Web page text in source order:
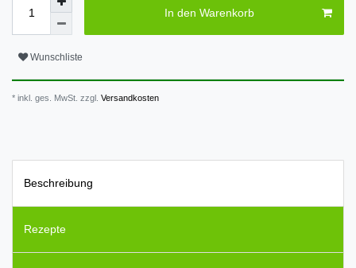
In den Warenkorb
Wunschliste
* inkl. ges. MwSt. zzgl. Versandkosten
Beschreibung
Rezepte